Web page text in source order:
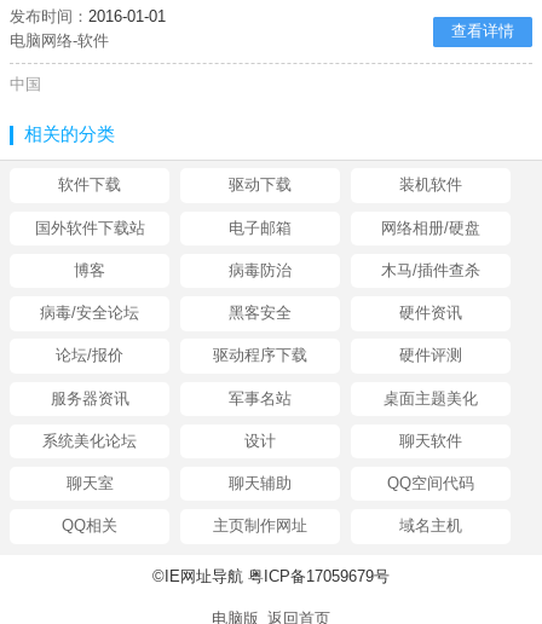
发布时间：2016-01-01
电脑网络-软件
查看详情
中国
相关的分类
软件下载 驱动下载 装机软件
国外软件下载站 电子邮箱 网络相册/硬盘
博客 病毒防治 木马/插件查杀
病毒/安全论坛 黑客安全 硬件资讯
论坛/报价 驱动程序下载 硬件评测
服务器资讯 军事名站 桌面主题美化
系统美化论坛 设计 聊天软件
聊天室 聊天辅助 QQ空间代码
QQ相关 主页制作网址 域名主机
©IE网址导航 粤ICP备17059679号
电脑版 返回首页